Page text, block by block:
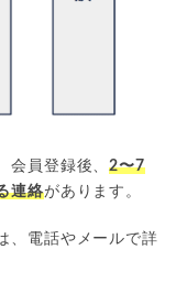
会員登録後、2〜7
連絡があります。
、電話やメールで詳